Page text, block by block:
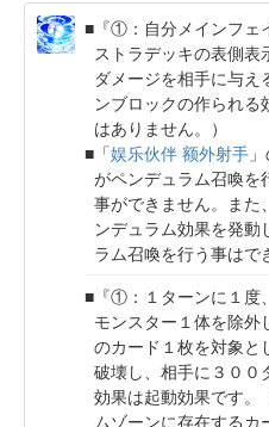
『①：自分メインフェ
ストラデッキの表側表
ダメージを相手に与
ンブロックの作られ
はありません。）
「娱乐伙伴 额外射手
がペンデュラム召喚を
事ができません。また
ンデュラム効果を発動
ラム召喚を行う事はで
『①：１ターンに１度
モンスター１体を除外
のカード１枚を対象と
破壊し、相手に３００
効果は起動効果です。
ムゾーンに存在する